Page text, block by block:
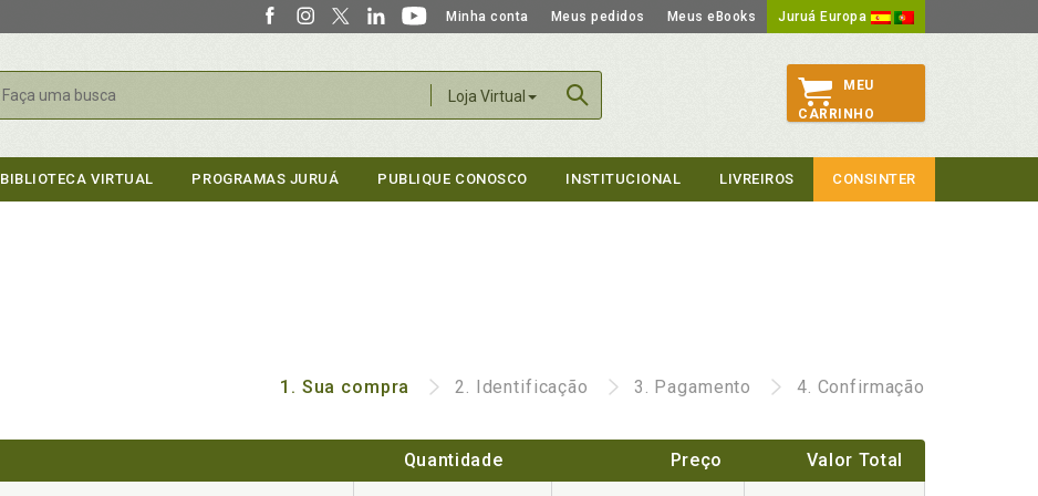
Minha conta Meus pedidos Meus eBooks Juruá Europa
Loja Virtual
Buscar
MEU
CARRINHO
BIBLIOTECA VIRTUAL PROGRAMAS JURUÁ PUBLIQUE CONOSCO INSTITUCIONAL LIVREIROS CONSINTER
1. Sua compra 2. Identificação 3. Pagamento 4. Confirmação
Quantidade Preço Valor Total